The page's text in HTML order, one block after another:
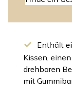
Enthält
Kissen,
drehbaren
mit